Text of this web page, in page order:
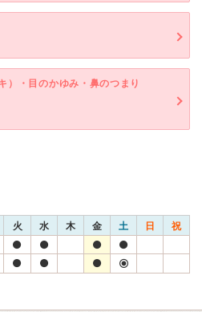
）・目のかゆみ・鼻のつまり
火 水 木 金 土 日 祝